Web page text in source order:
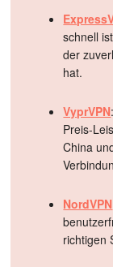
schnell
der
hat.
VyprVPN
Preis-
China
NordVPN
richtigen